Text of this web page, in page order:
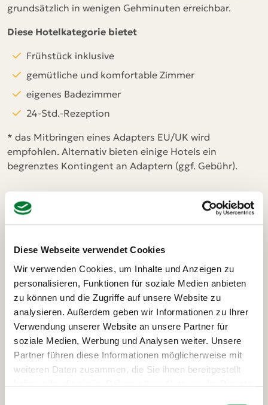
Diese Webseite verwendet Cookies
Wir verwenden Cookies, um Inhalte und Anzeigen zu
personalisieren, Funktionen für soziale Medien anbieten
zu können und die Zugriffe auf unsere Website zu
analysieren. Außerdem geben wir Informationen zu Ihrer
Verwendung unserer Website an unsere Partner für
soziale Medien, Werbung und Analysen weiter. Unsere
Partner führen diese Informationen möglicherweise mit
weiteren Daten zusammen, die Sie ihnen bereitgestellt
grundsätzlich in wenigen Gehminuten erreichbar.
Diese Hotelkategorie bietet
Frühstück inklusive
gemütliche und komfortable Zimmer
eigenes Badezimmer
24-Std.-Rezeption
* das Mitbringen eines Adapters EU/UK wird
empfohlen. Alternativ bieten einige Hotels ein
begrenztes Kontingent an Adaptern (ggf. Gebühr).